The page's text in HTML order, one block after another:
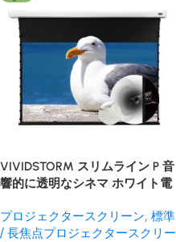
VIVIDSTORM スリムライン P 音
響的に透明なシネマ ホワイト電
ー スクリーン
プロジェクタースクリーン, 標準
/ 長焦点プロジェクタースクリー